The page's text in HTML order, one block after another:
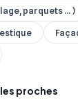
parquets ... )
proches